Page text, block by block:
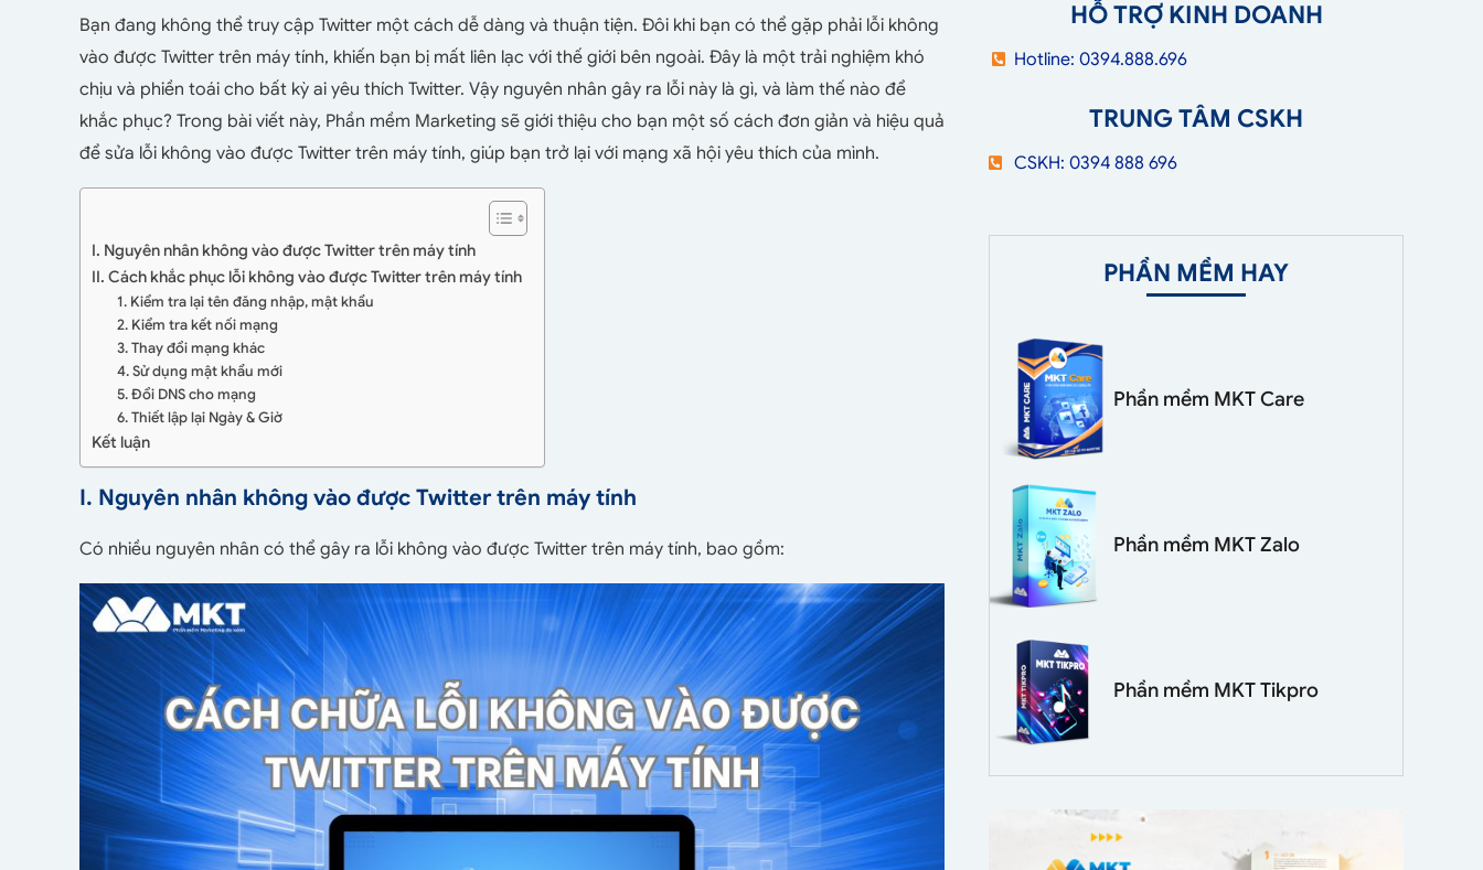
Bạn đang không thể truy cập Twitter một cách dễ dàng và thuận tiện. Đôi khi bạn có thể gặp phải lỗi không
vào được Twitter trên máy tính, khiến bạn bị mất liên lạc với thế giới bên ngoài. Đây là một trải nghiệm khó
chịu và phiền toái cho bất kỳ ai yêu thích Twitter. Vậy nguyên nhân gây ra lỗi này là gì, và làm thế nào để
khắc phục? Trong bài viết này, Phần mềm Marketing sẽ giới thiệu cho bạn một số cách đơn giản và hiệu quả
để sửa lỗi không vào được Twitter trên máy tính, giúp bạn trở lại với mạng xã hội yêu thích của mình.
I. Nguyên nhân không vào được Twitter trên máy tính
II. Cách khắc phục lỗi không vào được Twitter trên máy tính
1. Kiểm tra lại tên đăng nhập, mật khẩu
2. Kiểm tra kết nối mạng
3. Thay đổi mạng khác
4. Sử dụng mật khẩu mới
5. Đổi DNS cho mạng
6. Thiết lập lại Ngày & Giờ
Kết luận
I. Nguyên nhân không vào được Twitter trên máy tính
Có nhiều nguyên nhân có thể gây ra lỗi không vào được Twitter trên máy tính, bao gồm:
HỖ TRỢ KINH DOANH
Hotline: 0394.888.696
TRUNG TÂM CSKH
CSKH: 0394 888 696
PHẦN MỀM HAY
Phần mềm MKT Care
Phần mềm MKT Zalo
Phần mềm MKT Tikpro